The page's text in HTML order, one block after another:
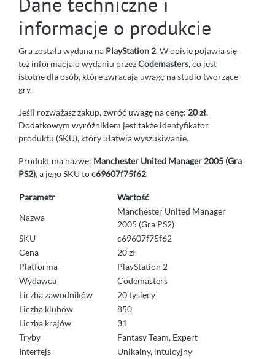
informacje o produkcie
Gra została wydana na PlayStation 2. W opisie pojawia się
też informacja o wydaniu przezCodemasters, co jest
istotne dla osób, które zwracają uwagę na studio tworzące
gry.
Jeśli rozważasz zakup, zwróć uwagę na cenę: 20 zł.
Dodatkowym wyróżnikiem jest także identyfikator
produktu (SKU), który ułatwia wyszukiwanie.
Produkt ma nazwę: Manchester United Manager 2005 (Gra
PS2), a jego SKU toc69607f75f62.
Parametr
Wartość
Nazwa
Manchester United Manager
2005 (Gra PS2)
SKU
c69607f75f62
Cena
20 zł
Platforma
PlayStation 2
Wydawca
Codemasters
Liczba zawodników
20 tysięcy
Liczba klubów
850
Liczba krajów
31
Tryby
Fantasy Team, Expert
Interfejs
Unikalny, intuicyjny